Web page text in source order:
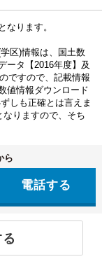
ります。
区)情報は、国土数
ータ【2016年度】及
ですので、記載情報
値情報ダウンロード
しも正確とは言えま
りますので、そち
ら
電話する